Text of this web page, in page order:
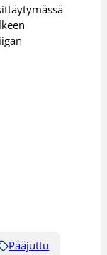
Pääjuttu